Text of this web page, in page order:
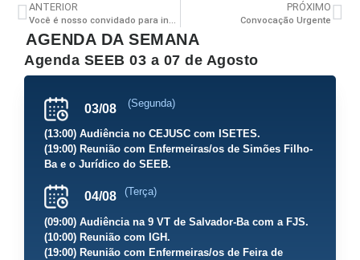
ANTERIOR
Você é nosso convidado para inauguração do novo auditório Seeb.
PRÓXIMO
Convocação Urgente
AGENDA DA SEMANA
Agenda SEEB 03 a 07 de Agosto
03/08 (Segunda)
(13:00) Audiência no CEJUSC com ISETES.
(19:00) Reunião com Enfermeiras/os de Simões Filho-
Ba e o Jurídico do SEEB.
04/08 (Terça)
(09:00) Audiência na 9 VT de Salvador-Ba com a FJS.
(10:00) Reunião com IGH.
(19:00) Reunião com Enfermeiras/os de Feira de